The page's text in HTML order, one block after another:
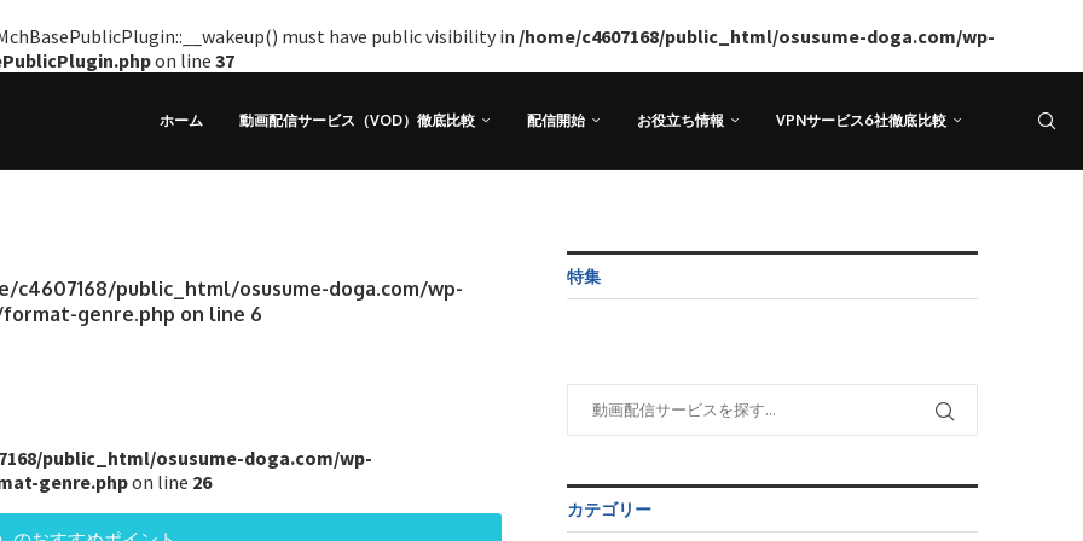
must have public visibility in /home/c4607168/public_html/osusume-doga.com/wp-
on line 37
ホーム 動画配信サービス（VOD）徹底比較 配信開始 お役立ち情報 VPNサービス6社徹底比較
c4607168/public_html/osusume-doga.com/wp-
genre.php on line 6
public_html/osusume-doga.com/wp-
genre.phpon line 26
特集
カテゴリー